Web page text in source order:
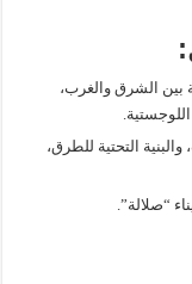
بين الشرق والغرب،
التحتية للطرق،
“صلالة”.